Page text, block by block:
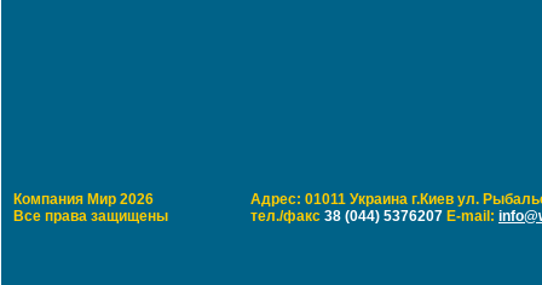
Компания Мир 2026
Все права защищены
Адрес: 01011 Украина г.Киев ул.
тел./факс 38 (044) 5376207 E-mail: